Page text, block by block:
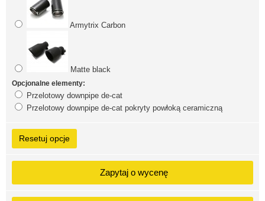
Armytrix Carbon
Matte black
Opcjonalne elementy:
Przelotowy downpipe de-cat
Przelotowy downpipe de-cat pokryty powłoką ceramiczną
Resetuj opcje
Zapytaj o wycenę